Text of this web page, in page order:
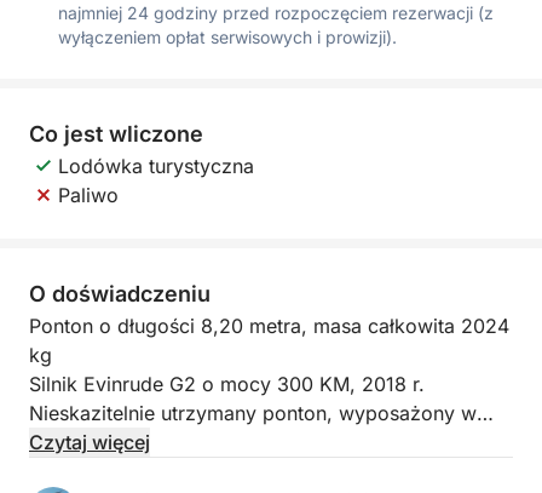
najmniej 24 godziny przed rozpoczęciem rezerwacji (z
wyłączeniem opłat serwisowych i prowizji).
Co jest wliczone
Lodówka turystyczna
Paliwo
O doświadczeniu
Ponton o długości 8,20 metra, masa całkowita 2024
kg
Silnik Evinrude G2 o mocy 300 KM, 2018 r.
Nieskazitelnie utrzymany ponton, wyposażony w
najwyższy komfort:
Czytaj więcej